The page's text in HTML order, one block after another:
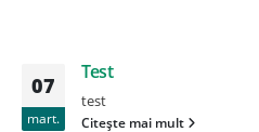
07
mart.
Test
test
Citește mai mult